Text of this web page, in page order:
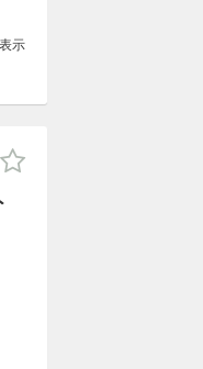
示